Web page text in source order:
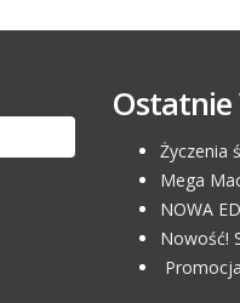
Ostatnie
Życzenia
Mega
NOWA
Nowość!